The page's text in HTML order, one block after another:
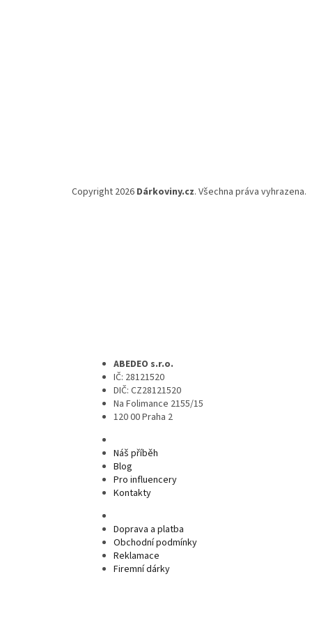
Copyright 2026 Dárkoviny.cz. Všechna práva vyhrazena.
ABEDEO s.r.o.
IČ: 28121520
DIČ: CZ28121520
Na Folimance 2155/15
120 00 Praha 2
Náš příběh
Blog
Pro influencery
Kontakty
Doprava a platba
Obchodní podmínky
Reklamace
Firemní dárky